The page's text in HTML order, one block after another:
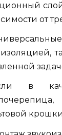
от
в